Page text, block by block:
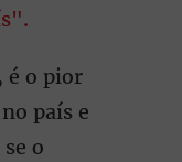
é o pior
país e
o